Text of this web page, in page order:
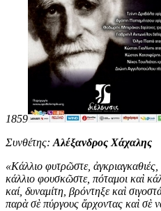
1859
Συνθέτης: Αλέξανδρος Χάχαλης
«Κάλλιο φυτρῶστε, ἀγκριαγκαθιές,
κάλλιο φουσκῶστε, πόταμοι καὶ
καί, δυναμίτη, βρόντηξε καὶ
παρὰ σὲ πύργους ἄρχοντας καὶ σὲ